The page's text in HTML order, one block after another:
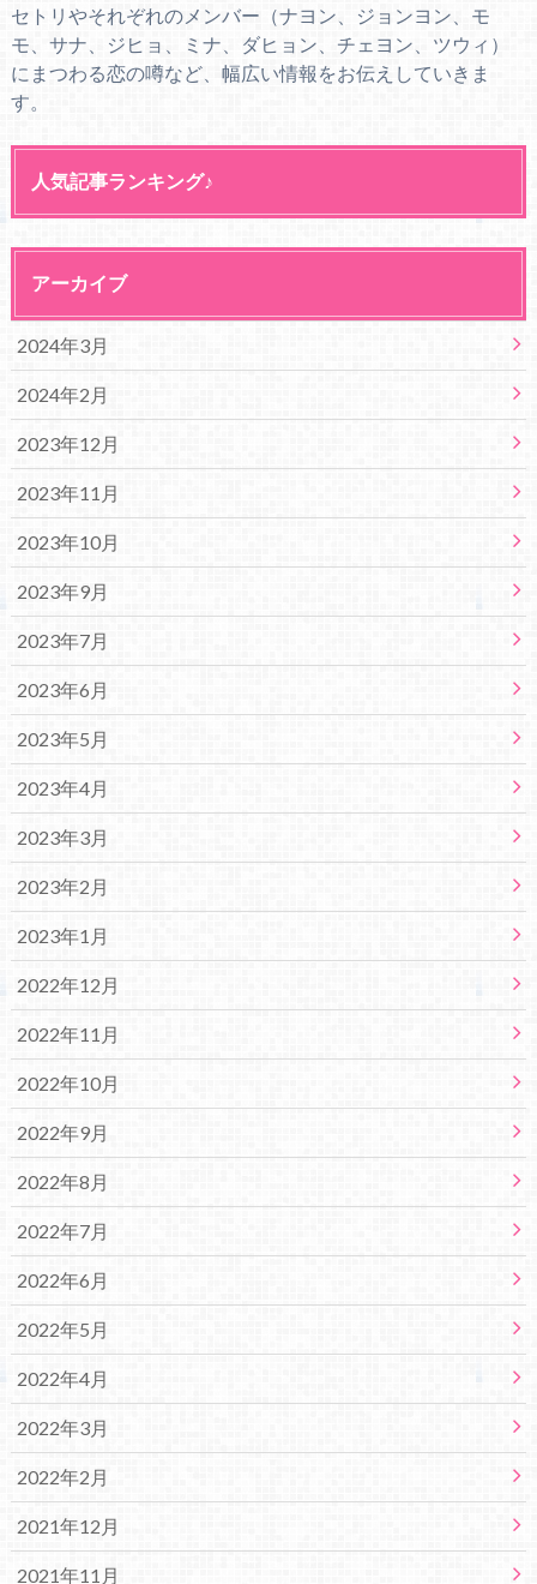
セトリやそれぞれのメンバー（ナヨン、ジョンヨン、モ
モ、サナ、ジヒョ、ミナ、ダヒョン、チェヨン、ツウィ）
にまつわる恋の噂など、幅広い情報をお伝えしていきま
す。
人気記事ランキング♪
アーカイブ
2024年3月
2024年2月
2023年12月
2023年11月
2023年10月
2023年9月
2023年7月
2023年6月
2023年5月
2023年4月
2023年3月
2023年2月
2023年1月
2022年12月
2022年11月
2022年10月
2022年9月
2022年8月
2022年7月
2022年6月
2022年5月
2022年4月
2022年3月
2022年2月
2021年12月
2021年11月